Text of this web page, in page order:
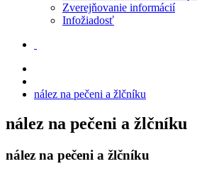
Zverejňovanie informácií
Infožiadosť
nález na pečeni a žlčníku
nález na pečeni a žlčníku
nález na pečeni a žlčníku